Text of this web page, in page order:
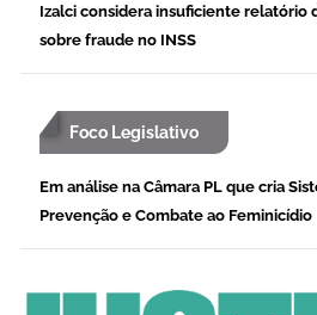
Izalci considera insuficiente relatório
sobre fraude no INSS
Foco Legislativo
Em análise na Câmara PL que cria
Prevenção e Combate ao Feminicídio